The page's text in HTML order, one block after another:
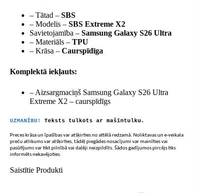
– Tātad – SBS
– Modelis – SBS Extreme X2
Savietojamība – Samsung Galaxy S26 Ultra
– Materiāls – TPU
– Krāsa – Caurspīdīga
Komplektā iekļauts:
– Aizsargmaciņš Samsung Galaxy S26 Ultra
Extreme X2 – caurspīdīgs
UZMANĪBU! Teksts tulkots ar mašīntulku.
Preces krāsa un īpašības var atšķirties no attēlā redzamā. Noliktavas un e-veikala
preču atlikums var atšķirties, tādēļ piegādes nosacījumi var mainīties vai
pasūtījums var tikt pilnībā vai daļēji neizpildīts. Šādos gadījumos pircējs tiks
informēts nekavējoties.
Saistītie Produkti